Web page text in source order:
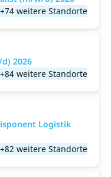
+74 weitere Standorte
2026
+84 weitere Standorte
Logistik
+82 weitere Standorte